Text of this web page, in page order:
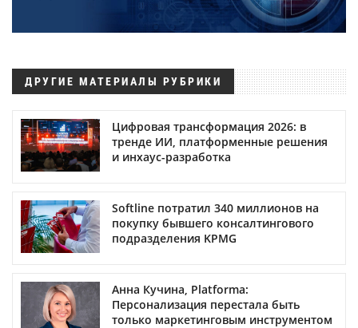
ДРУГИЕ МАТЕРИАЛЫ РУБРИКИ
Цифровая трансформация 2026: в
тренде ИИ, платформенные решения
и инхаус-разработка
Softline потратил 340 миллионов на
покупку бывшего консалтингового
подразделения KPMG
Анна Кучина, Platforma:
Персонализация перестала быть
только маркетинговым инструментом